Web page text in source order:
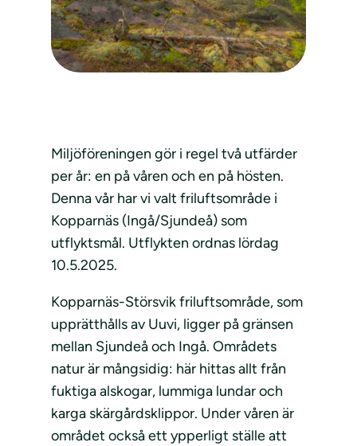
Miljöföreningen gör i regel två utfärder
per år: en på våren och en på hösten.
Denna vår har vi valt friluftsområde i
Kopparnäs (Ingå/Sjundeå) som
utflyktsmål. Utflykten ordnas lördag
10.5.2025.
Kopparnäs-Störsvik friluftsområde, som
upprätthålls av Uuvi, ligger på gränsen
mellan Sjundeå och Ingå. Områdets
natur är mångsidig: här hittas allt från
fuktiga alskogar, lummiga lundar och
karga skärgårdsklippor. Under våren är
området också ett ypperligt ställe att